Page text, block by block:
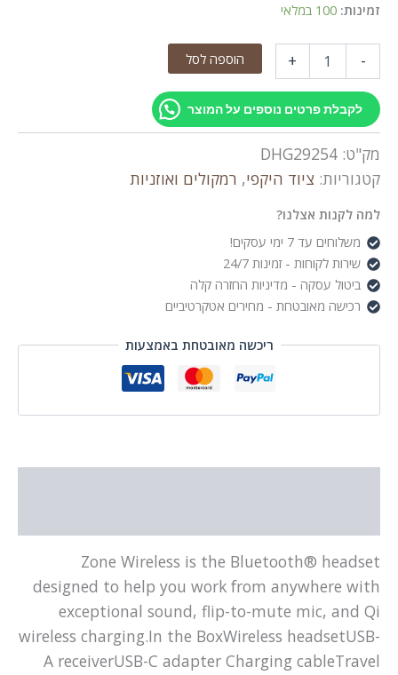
זמינות: 100 במלאי
-
Zone
Wireless
Headset
+ הוספה לסל
לקבלת פרטים נוספים על המוצר
מק"ט: DHG29254
קטגוריות: ציוד היקפי, רמקולים ואוזניות
למה לקנות אצלנו?
משלוחים עד 7 ימי עסקים!
שירות לקוחות - זמינות 24/7
ביטול עסקה - מדיניות החזרה קלה
רכישה מאובטחת - מחירים אטקרטיביים
ריכשה מאובטחת באמצעות
Zone Wireless is the Bluetooth® headset
designed to help you work from anywhere with
exceptional sound, flip-to-mute mic, and Qi
wireless charging.In the BoxWireless headsetUSB-
A receiverUSB-C adapter Charging cableTravel